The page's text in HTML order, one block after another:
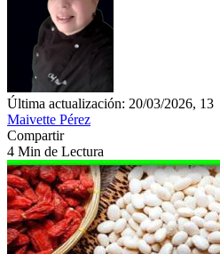
Última actualización: 20/03/2026, 13
Maivette Pérez
Compartir
4 Min de Lectura